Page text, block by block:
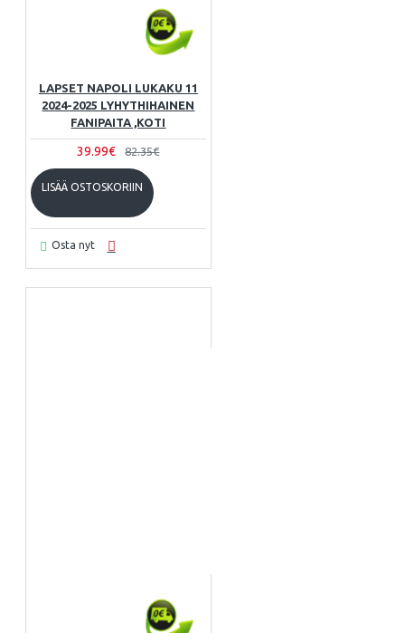
LAPSET NAPOLI LUKAKU 11
2024-2025 LYHYTHIHAINEN
FANIPAITA ,KOTI
39.99€ 82.35€
LISÄÄ OSTOSKORIIN
Osta nyt